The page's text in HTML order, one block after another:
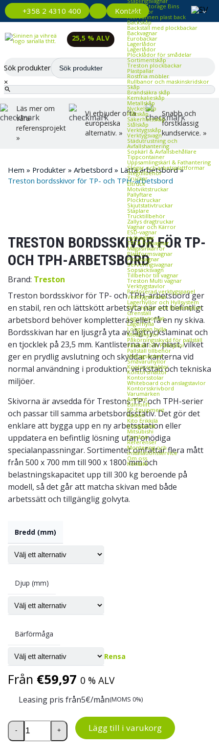
+358 2 4310 400 KontaktPlastic Storage Bins
Plastlådor
Återvunnen plast back
Backskåp
Backställ med plockbackar
Backvagnar
Eurobackar
Lagerlådor
Lagerlådor
Plocklådor för smådelar
Sortimentskåp
Treston plockbackar
Plastpallar
Rostfria möbler
Rullbanor och maskinskridskor
Skåp
Brandsäkra skåp
Kemikalieskåp
Metallskåp
Nyckelskåp
Plåtskåp
Säkerhetsskåp
Stålskåp
Verktygsskåp
Verktygsvagn
Städutrustning och
Avfallshantering
Sopkärl & Avfallsbehållare
Tippcontainer
Uppsamlingskärl & Fathantering
Stegar och arbetsplattformar
Stegtillbehör
Truckar
Eltruck
Motviktstruckar
Pallyftare
Plocktruckar
Skjutstativtruckar
Staplare
Trucktillbehör
Zallys dragtruckar
Vagnar och Kärror
ESD‑vagnar
Hyllvagnar
TRTA hyllvagnar
Magasinkärror
Plattformsvagnar
Plockvagnar
Serveringsvagnar
Sopsäcksvagn
Tillbehör till vagnar
Treston Multi vagnar
Verktygstavlor
Perforerad verktygspanel
Verktygskrokar
Lagerhyllor och Hyllsystem
FIFO‑hyllor och flödeshyllor
Grenställ
Lagerautomat
Lagerhylla
Longspan hylla
Metallhyllor
Påkörningsskydd för pallställ
Pallställ och Pallhyllor
Pallställ tillbehör
Utdragsenhet
Småvaruhyllor
Kontorsmöbler
Kontorsmattor
Kontorsstolar
Whiteboard och anslagstavlor
Kontorsskrivbord
Varumärken
Axelent
Edmolift
EP-Equipment
Kasten
Kito Erikkilä
Kongamek
Mitsubishi
Treston
Referenser
Montering och
installationsservice
Om oss
Kontakt
25,5 % ALV
Sök produkter
×
Läs mer om
våra
referensprojekt
»
Vi erbjuder ofta
europeiska
alternativ. »
Snabb och
förstklassig
kundservice. »
Hem » Produkter » Arbetsbord » Lätta arbetsbord»
Treston bordsskivor för TP- och TPH-arbetsbord
TRESTON BORDSSKIVOR FÖR TP-
OCH TPH-ARBETSBORD
Brand: Treston
Treston bordsskivor för TP- och TPH-arbetsbord ger
en stabil, ren och lättskött arbetsyta när ett befintligt
arbetsbord behöver kompletteras eller få en ny skiva.
Bordsskivan har en ljusgrå yta av lågtryckslaminat och
en tjocklek på 23,5 mm. Kantlisterna är av plast, vilket
ger en prydlig avslutning och skyddar kanterna vid
normal användning i produktion, verkstad och tekniska
miljöer.
Skivorna är avsedda för Trestons TP- och TPH-serier
och passar till samma arbetsbordsstativ. Det gör det
enklare att bygga upp en ny arbetsstation eller
uppdatera en befintlig lösning utan onödiga
specialanpassningar. Sortimentet omfattar flera mått
från 500 x 700 mm till 900 x 1800 mm och
belastningskapacitet upp till 300 kg beroende på
modell, så det går att matcha skivan med både
arbetssätt och tillgänglig golvyta.
Bredd (mm)
Djup (mm)
Bärförmåga
Rensa
Från €59,97 0 % ALV
Leasing pris från5€/mån(MOMS 0%)
Treston bordsskivor för TP- och TPH-arbetsbord mängd
- + Lägg till i varukorg